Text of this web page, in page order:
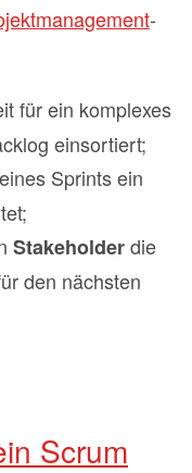
-
für ein komplexes
einsortiert;
Sprints ein
Stakeholderdie
den nächsten
Scrum